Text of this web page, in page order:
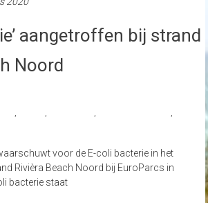
aangetroffen bij strand
Noord
, , ,
,
voor de E-coli bacterie in het
Rivièra Beach Noord bij EuroParcs in
bacterie staat